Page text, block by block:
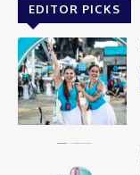
EDITOR PICKS